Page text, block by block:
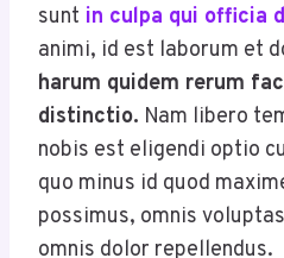
sunt in culpa qui officia
animi, id est laborum et
harum quidem rerum
distinctio. Nam libero
nobis est eligendi optio
quo minus id quod
possimus, omnis
omnis dolor repellendus.